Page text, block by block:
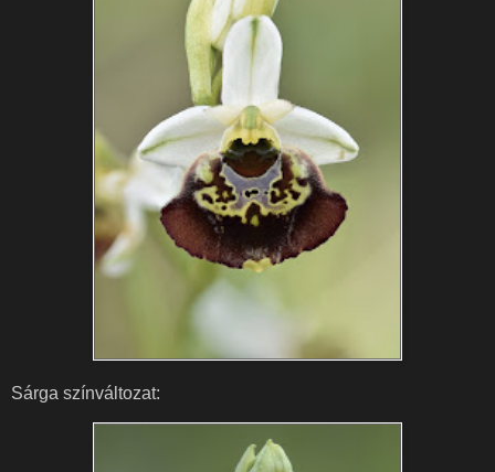
Sárga színváltozat: